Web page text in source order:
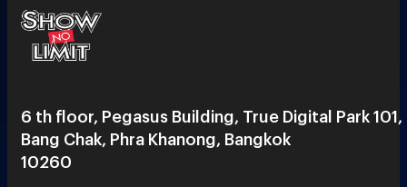
6 th floor, Pegasus Building, True Digital Park 101,
Bang Chak, Phra Khanong, Bangkok
10260